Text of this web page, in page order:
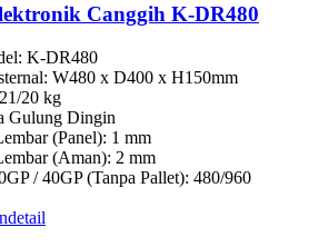
Canggih K-DR480
K-DR480
W480 x D400 x H150mm
20 kg
Gulung Dingin
(Panel): 1 mm
(Aman): 2 mm
/ 40GP (Tanpa Pallet): 480/960
detail